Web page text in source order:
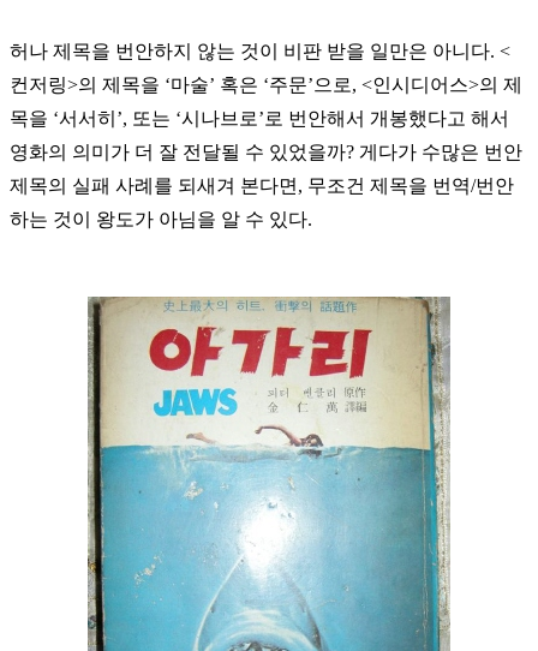
허나 제목을 번안하지 않는 것이 비판 받을 일만은 아니다. <
컨저링>의 제목을 ‘마술’ 혹은 ‘주문’으로, <인시디어스>의 제
목을 ‘서서히’, 또는 ‘시나브로’로 번안해서 개봉했다고 해서
영화의 의미가 더 잘 전달될 수 있었을까? 게다가 수많은 번안
제목의 실패 사례를 되새겨 본다면, 무조건 제목을 번역/번안
하는 것이 왕도가 아님을 알 수 있다.